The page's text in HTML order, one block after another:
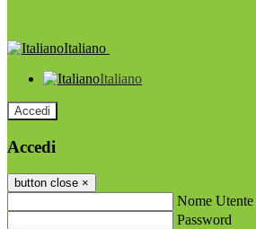
Italiano
Italiano
Accedi
Accedi
button close ×
Nome Utente
Password